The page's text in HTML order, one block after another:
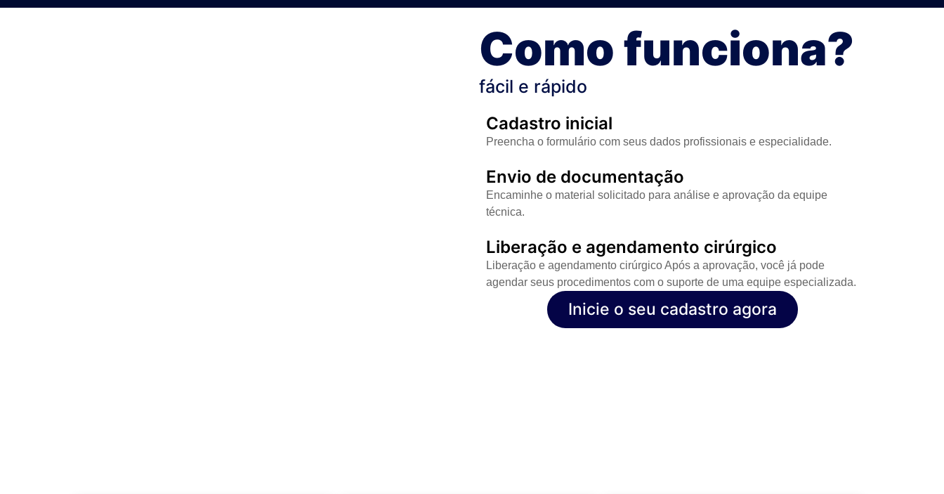
Como funciona?
fácil e rápido
Cadastro inicial
Preencha o formulário com seus dados profissionais e especialidade.
Envio de documentação
Encaminhe o material solicitado para análise e aprovação da equipe
técnica.
Liberação e agendamento cirúrgico
Liberação e agendamento cirúrgico Após a aprovação, você já pode
agendar seus procedimentos com o suporte de uma equipe especializada.
Inicie o seu cadastro agora